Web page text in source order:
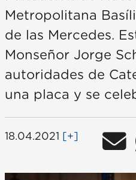
Metropolitana
de las Mercedes.
Monseñor Jorge
autoridades de
una placa y se
18.04.2021 [+]